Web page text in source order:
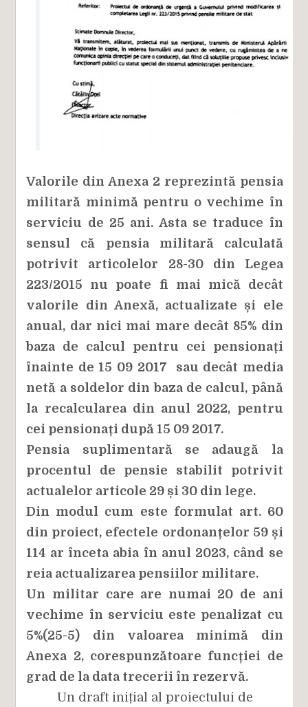
Valorile din Anexa 2 reprezintă pensia
militară minimă pentru o vechime în
serviciu de 25 ani. Asta se traduce în
sensul că pensia militară calculată
potrivit articolelor 28-30 din Legea
223/2015 nu poate fi mai mică decât
valorile din Anexă, actualizate și ele
anual, dar nici mai mare decât 85% din
baza de calcul pentru cei pensionați
înainte de 15 09 2017 sau decât media
netă a soldelor din baza de calcul, până
la recalcularea din anul 2022, pentru
cei pensionați după 15 09 2017.
Pensia suplimentară se adaugă la
procentul de pensie stabilit potrivit
actualelor articole 29 și 30 din lege.
Din modul cum este formulat art. 60
din proiect, efectele ordonanțelor 59 și
114 ar înceta abia în anul 2023, când se
reia actualizarea pensiilor militare.
Un militar care are numai 20 de ani
vechime în serviciu este penalizat cu
5%(25-5) din valoarea minimă din
Anexa 2, corespunzătoare funcției de
grad de la data trecerii în rezervă.
Un draft inițial al proiectului de